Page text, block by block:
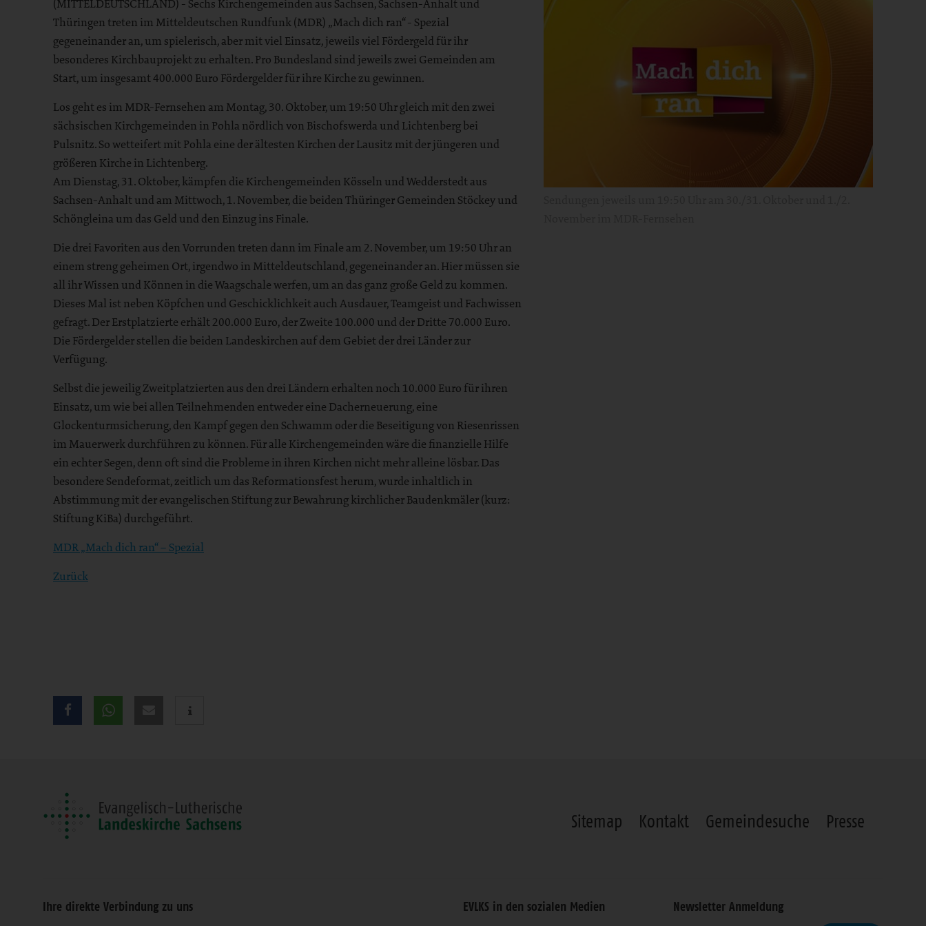
(MITTELDEUTSCHLAND) - Sechs Kirchengemeinden aus Sachsen, Sachsen-Anhalt und
Thüringen treten im Mitteldeutschen Rundfunk (MDR) „Mach dich ran“ - Spezial
gegeneinander an, um spielerisch, aber mit viel Einsatz, jeweils viel Fördergeld für ihr
besonderes Kirchbauprojekt zu erhalten. Pro Bundesland sind jeweils zwei Gemeinden am
Start, um insgesamt 400.000 Euro Fördergelder für ihre Kirche zu gewinnen.
Los geht es im MDR-Fernsehen am Montag, 30. Oktober, um 19:50 Uhr gleich mit den zwei
sächsischen Kirchgemeinden in Pohla nördlich von Bischofswerda und Lichtenberg bei
Pulsnitz. So wetteifert mit Pohla eine der ältesten Kirchen der Lausitz mit der jüngeren und
größeren Kirche in Lichtenberg.
Am Dienstag, 31. Oktober, kämpfen die Kirchengemeinden Kösseln und Wedderstedt aus
Sachsen-Anhalt und am Mittwoch, 1. November, die beiden Thüringer Gemeinden Stöckey und
Schöngleina um das Geld und den Einzug ins Finale.
Die drei Favoriten aus den Vorrunden treten dann im Finale am 2. November, um 19:50 Uhr an
einem streng geheimen Ort, irgendwo in Mitteldeutschland, gegeneinander an. Hier müssen sie
all ihr Wissen und Können in die Waagschale werfen, um an das ganz große Geld zu kommen.
Dieses Mal ist neben Köpfchen und Geschicklichkeit auch Ausdauer, Teamgeist und Fachwissen
gefragt. Der Erstplatzierte erhält 200.000 Euro, der Zweite 100.000 und der Dritte 70.000 Euro.
Die Fördergelder stellen die beiden Landeskirchen auf dem Gebiet der drei Länder zur
Verfügung.
Selbst die jeweilig Zweitplatzierten aus den drei Ländern erhalten noch 10.000 Euro für ihren
Einsatz, um wie bei allen Teilnehmenden entweder eine Dacherneuerung, eine
Glockenturmsicherung, den Kampf gegen den Schwamm oder die Beseitigung von Riesenrissen
im Mauerwerk durchführen zu können. Für alle Kirchengemeinden wäre die finanzielle Hilfe
ein echter Segen, denn oft sind die Probleme in ihren Kirchen nicht mehr alleine lösbar. Das
besondere Sendeformat, zeitlich um das Reformationsfest herum, wurde inhaltlich in
Abstimmung mit der evangelischen Stiftung zur Bewahrung kirchlicher Baudenkmäler (kurz:
Stiftung KiBa) durchgeführt.
MDR „Mach dich ran“ – Spezial
Zurück
Teilen
Seite
Sitemap Kontakt Gemeindesuche Presse
Ihre direkte Verbindung zu uns EVLKS in den sozialen Medien Newsletter Anmeldung